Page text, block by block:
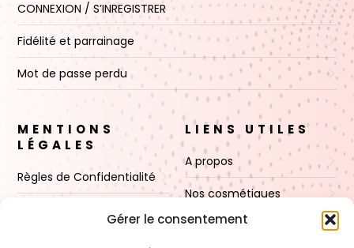
Gérer le consentement
CONNEXION / S’INREGISTRER
Fidélité et parrainage
Mot de passe perdu
MENTIONS
LÉGALES
Règles de Confidentialité
LIENS UTILES
A propos
Nos cosmétiques
Nos cires